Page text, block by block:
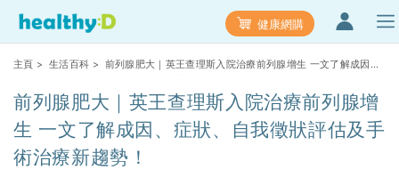
健康網購
主頁 > 生活百科 > 前列腺肥大｜英王查理斯入院治療前列腺增生 一文了解成因、
前列腺肥大｜英王查理斯入院治療前列腺增
生 一文了解成因、症狀、自我徵狀評估及手
術治療新趨勢！